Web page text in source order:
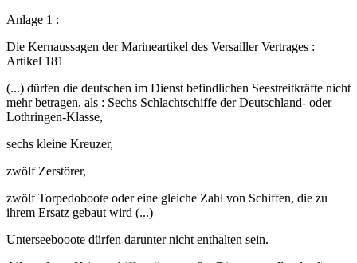
Anlage 1 :
Die Kernaussagen der Marineartikel des Versailler Vertrages :
Artikel 181
(...) dürfen die deutschen im Dienst befindlichen Seestreitkräfte nicht
mehr betragen, als : Sechs Schlachtschiffe der Deutschland- oder
Lothringen-Klasse,
sechs kleine Kreuzer,
zwölf Zerstörer,
zwölf Torpedoboote oder eine gleiche Zahl von Schiffen, die zu
ihrem Ersatz gebaut wird (...)
Unterseebooote dürfen darunter nicht enthalten sein.